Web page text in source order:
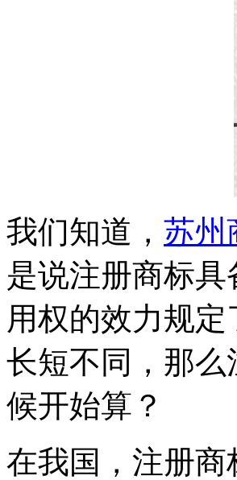
我们知道， 苏州
是说注册商标
用权的效力规
长短不同，那
候开始算？
在我国，注册